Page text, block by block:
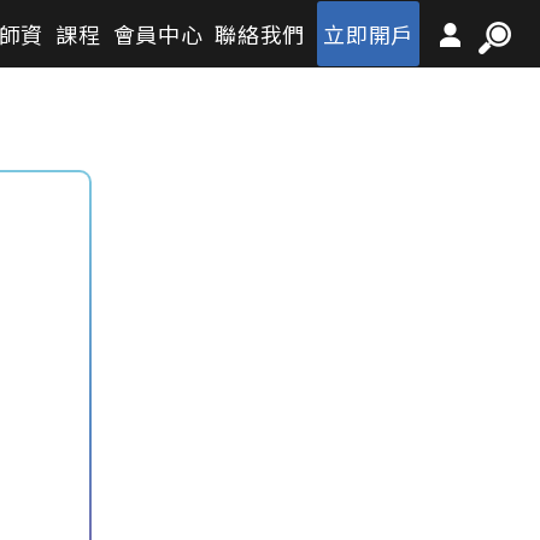
資 課程 會員中心 聯絡我們 立即開戶